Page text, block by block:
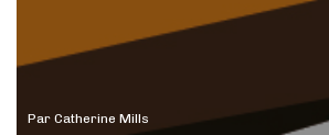
Par Catherine Mills